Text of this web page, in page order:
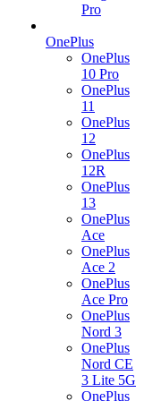
Pro
OnePlus
OnePlus
10 Pro
OnePlus
11
OnePlus
12
OnePlus
12R
OnePlus
13
OnePlus
Ace
OnePlus
Ace 2
OnePlus
Ace Pro
OnePlus
Nord 3
OnePlus
Nord CE
3 Lite 5G
OnePlus